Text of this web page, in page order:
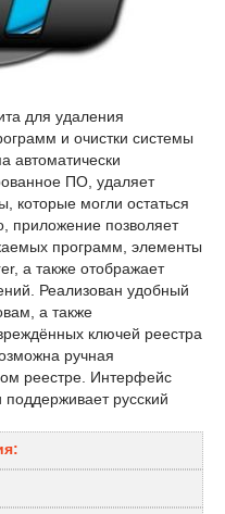
для удаления
и очистки системы
автоматически
ПО, удаляет
которые могли остаться
приложение позволяет
программ, элементы
а также отображает
Реализован удобный
а также
ключей реестра
ручная
реестре. Интерфейс
русский